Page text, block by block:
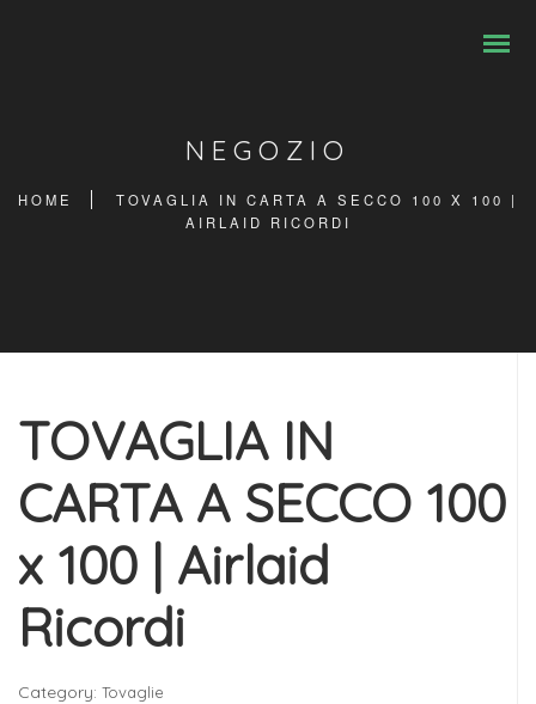
NEGOZIO
HOME
TOVAGLIA IN CARTA A SECCO 100 X 100 |
AIRLAID RICORDI
TOVAGLIA IN
CARTA A SECCO 100
x 100 | Airlaid
Ricordi
Category: Tovaglie